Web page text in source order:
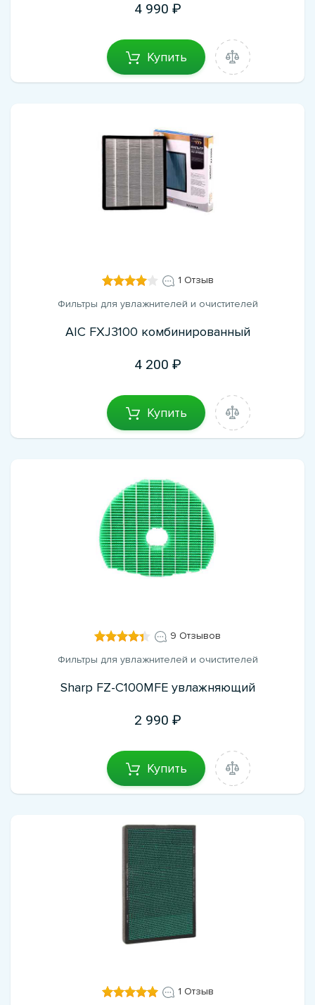
4 990
Купить
1 Отзыв
Фильтры для увлажнителей и очистителей
AIC FXJ3100 комбинированный
4 200
Купить
9 Отзывов
Фильтры для увлажнителей и очистителей
Sharp FZ-C100MFE увлажняющий
2 990
Купить
1 Отзыв